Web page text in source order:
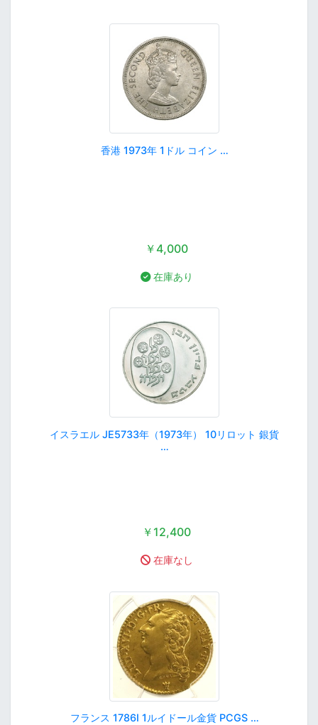
香港 1973年 1ドル コイン …
￥4,000
在庫あり
イスラエル JE5733年（1973年） 10リロット 銀貨
…
￥12,400
在庫なし
フランス 1786I 1ルイドール金貨 PCGS …